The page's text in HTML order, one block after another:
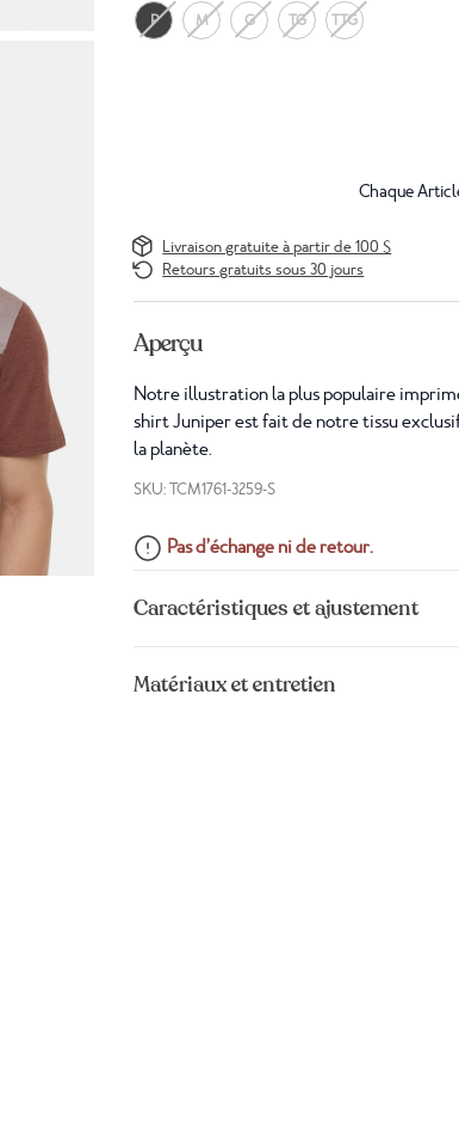
P M G TG TTG
Chaque
Livraison gratuite à partir de 100 $
Retours gratuits sous 30 jours
Aperçu
Notre illustration la plus populaire
shirt Juniper est fait de notre tissu
la planète.
SKU: TCM1761-3259-S
Pas d’échange ni de retour.
Caractéristiques et ajustement
Matériaux et entretien